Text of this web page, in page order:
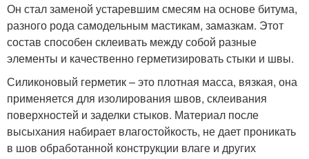
Он стал заменой устаревшим смесям на основе битума,
разного рода самодельным мастикам, замазкам. Этот
состав способен склеивать между собой разные
элементы и качественно герметизировать стыки и швы.
Силиконовый герметик – это плотная масса, вязкая, она
применяется для изолирования швов, склеивания
поверхностей и заделки стыков. Материал после
высыхания набирает влагостойкость, не дает проникать
в шов обработанной конструкции влаге и других